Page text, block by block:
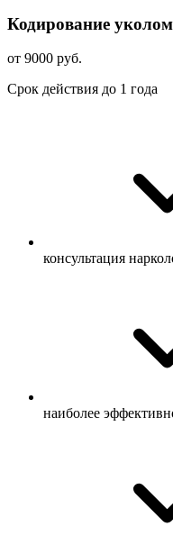
Кодирование
от 9000 руб.
Срок действия до 1 года
консультация
наиболее